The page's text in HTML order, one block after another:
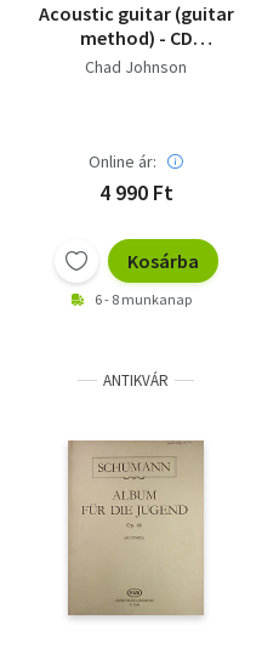
Acoustic guitar (guitar
method) - CD
melléklettel
Chad Johnson
Online ár:
4 990 Ft
Kosárba
6 - 8 munkanap
ANTIKVÁR